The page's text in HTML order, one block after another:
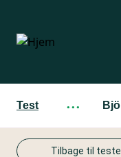
hovedindhold
Test ···
Tilbage til